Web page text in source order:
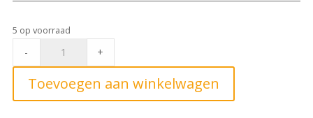
5 op voorraad
Knit
- +
Toevoegen aan winkelwagen